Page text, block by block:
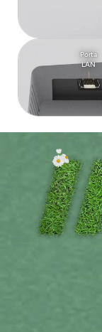
Porta
LAN